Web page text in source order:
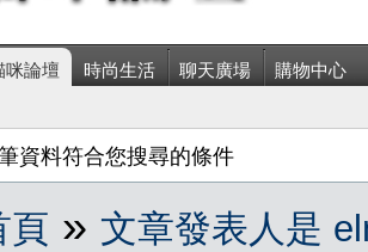
咪論壇 時尚生活 聊天廣場 購物中心
資料符合您搜尋的條件
頁 » 文章發表人是